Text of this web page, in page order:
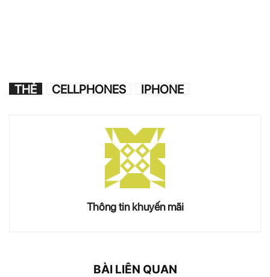
THẺ CELLPHONES IPHONE
Thông tin khuyến mãi
BÀI LIÊN QUAN